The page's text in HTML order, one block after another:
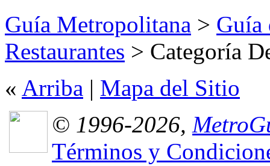
Guía Metropolitana > Guía
Restaurantes > Categoría
« Arriba | Mapa del Sitio
© 1996-2026,
Términos y